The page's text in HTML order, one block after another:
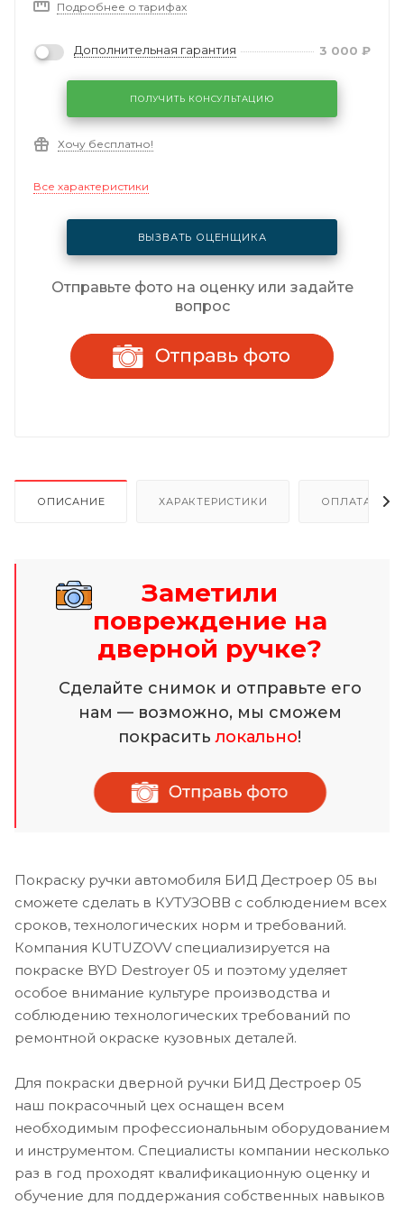
Подробнее о тарифах
Дополнительная гарантия 3 000 ₽
ПОЛУЧИТЬ КОНСУЛЬТАЦИЮ
Хочу бесплатно!
Все характеристики
ВЫЗВАТЬ ОЦЕНЩИКА
Отправьте фото на оценку или задайте
вопрос
ОПИСАНИЕ ХАРАКТЕРИСТИКИ ОПЛАТА И
Заметили
повреждение на
дверной ручке?
Сделайте снимок и отправьте его
нам — возможно, мы сможем
покраситьлокально!
Покраску ручки автомобиля БИД Дестроер 05 вы
сможете сделать в КУТУЗОВВ с соблюдением всех
сроков, технологических норм и требований.
Компания KUTUZOVV специализируется на
покраске BYD Destroyer 05 и поэтому уделяет
особое внимание культуре производства и
соблюдению технологических требований по
ремонтной окраске кузовных деталей.
Для покраски дверной ручки БИД Дестроер 05
наш покрасочный цех оснащен всем
необходимым профессиональным оборудованием
и инструментом. Специалисты компании несколько
раз в год проходят квалификационную оценку и
обучение для поддержания собственных навыков